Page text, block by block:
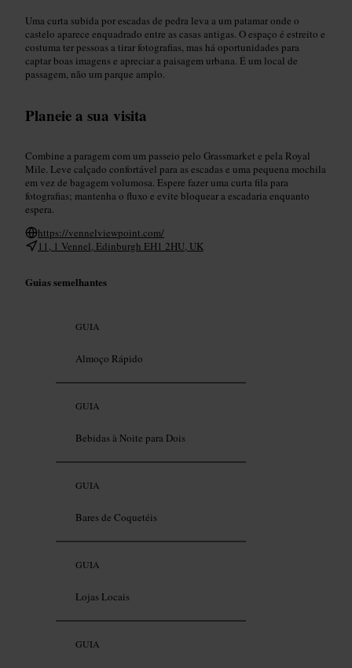
Uma curta subida por escadas de pedra leva a um patamar onde o
castelo aparece enquadrado entre as casas antigas. O espaço é estreito e
costuma ter pessoas a tirar fotografias, mas há oportunidades para
captar boas imagens e apreciar a paisagem urbana. É um local de
passagem, não um parque amplo.
Planeie a sua visita
Combine a paragem com um passeio pelo Grassmarket e pela Royal
Mile. Leve calçado confortável para as escadas e uma pequena mochila
em vez de bagagem volumosa. Espere fazer uma curta fila para
fotografias; mantenha o fluxo e evite bloquear a escadaria enquanto
espera.
https://vennelviewpoint.com/
11, 1 Vennel, Edinburgh EH1 2HU, UK
Guias semelhantes
GUIA
Almoço Rápido
GUIA
Bebidas à Noite para Dois
GUIA
Bares de Coquetéis
GUIA
Lojas Locais
GUIA